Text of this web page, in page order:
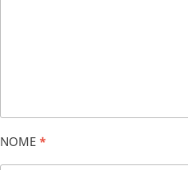
NOME *